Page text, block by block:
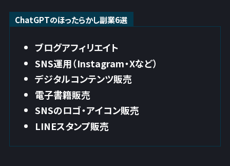
ChatGPTのほったらかし副業6選
ブログアフィリエイト
SNS運用（Instagram・Xなど）
デジタルコンテンツ販売
電子書籍販売
SNSのロゴ・アイコン販売
LINEスタンプ販売